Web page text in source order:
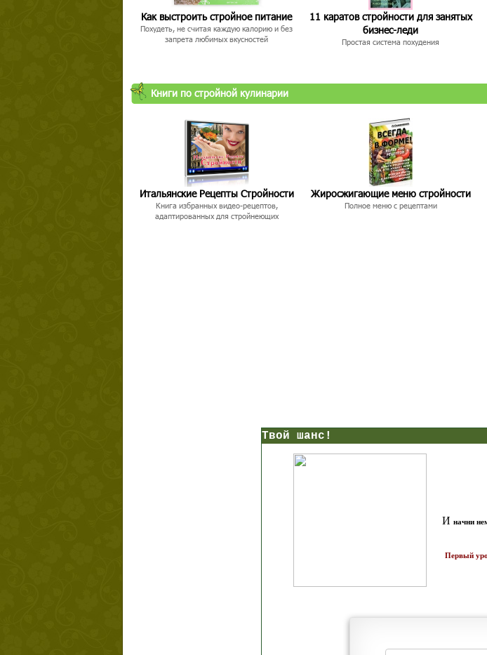
Как выстроить стройное питание
Похудеть, не считая каждую калорию и без
запрета любимых вкусностей
11 каратов стройности для занятых
бизнес-леди
Простая система похудения
Книги по стройной кулинарии
Итальянские Рецепты Стройности
Книга избранных видео-рецептов,
адаптированных для стройнеющих
Жиросжигающие меню стройности
Полное меню с рецептами
Твой шанс!
И начни
Первый